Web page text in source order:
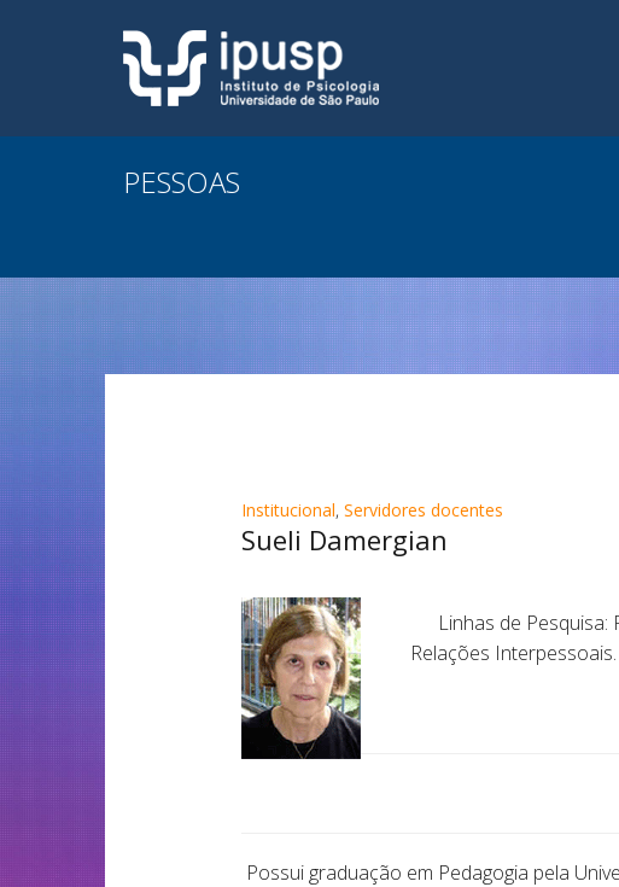
PESSOAS
Institucional, Servidores docentes
Sueli Damergian
Linhas de Pesquisa:
Relações
Possui graduação em Pedagogia pela